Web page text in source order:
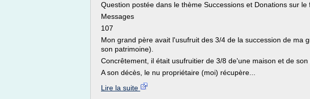
Question postée dans le thème Successions et Donations sur le
Messages
107
Mon grand père avait l'usufruit des 3/4 de la succession de ma
son patrimoine).
Concrêtement, il était usufruitier de 3/8 de'une maison et de son
A son décès, le nu propriétaire (moi) récupère...
Lire la suite